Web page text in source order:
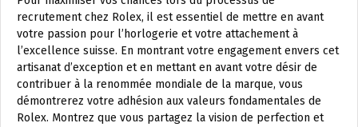
recrutement chez Rolex, il est essentiel de mettre en avant
votre passion pour l’horlogerie et votre attachement à
l’excellence suisse. En montrant votre engagement envers cet
artisanat d’exception et en mettant en avant votre désir de
contribuer à la renommée mondiale de la marque, vous
démontrerez votre adhésion aux valeurs fondamentales de
Rolex. Montrez que vous partagez la vision de perfection et